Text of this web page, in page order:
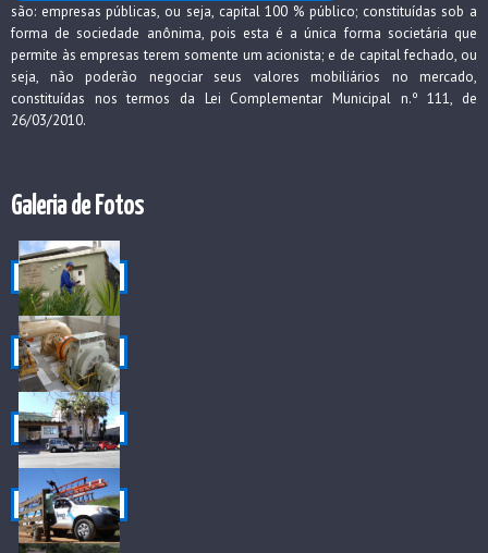
são: empresas públicas, ou seja, capital 100 % público; constituídas sob a
forma de sociedade anônima, pois esta é a única forma societária que
permite às empresas terem somente um acionista; e de capital fechado, ou
seja, não poderão negociar seus valores mobiliários no mercado,
constituídas nos termos da Lei Complementar Municipal n.º 111, de
26/03/2010.
Galeria de Fotos